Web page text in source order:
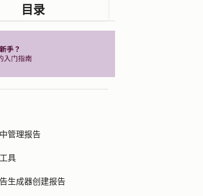
目录
管理报告
具
生成器创建报告